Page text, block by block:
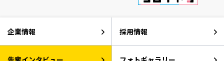
企業情報 採用情報